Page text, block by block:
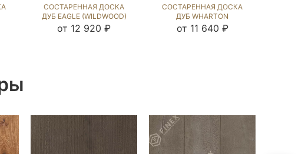
СОСТАРЕННАЯ ДОСКА
ДУБ EAGLE (WILDWOOD)
102353
от 12 920 ₽
СОСТАРЕННАЯ ДОСКА
ДУБ WHARTON
(WILDWOOD) 229126
от 11 640 ₽